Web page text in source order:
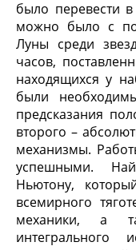
было перевести
можно было с
Луны среди
часов,
находящихся у
были
предсказания
второго –
механизмы.
успешными.
Ньютону,
всемирного
механики, а
интегрального